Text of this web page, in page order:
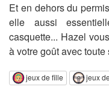
Et en dehors du
elle aussi
casquette... Hazel
à votre goût avec toute
jeux de fille jeux